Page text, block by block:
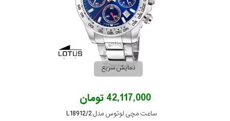
نمایش سریع
42,117,000 تومان
ساعت مچی لوتوس مدل L18912/2